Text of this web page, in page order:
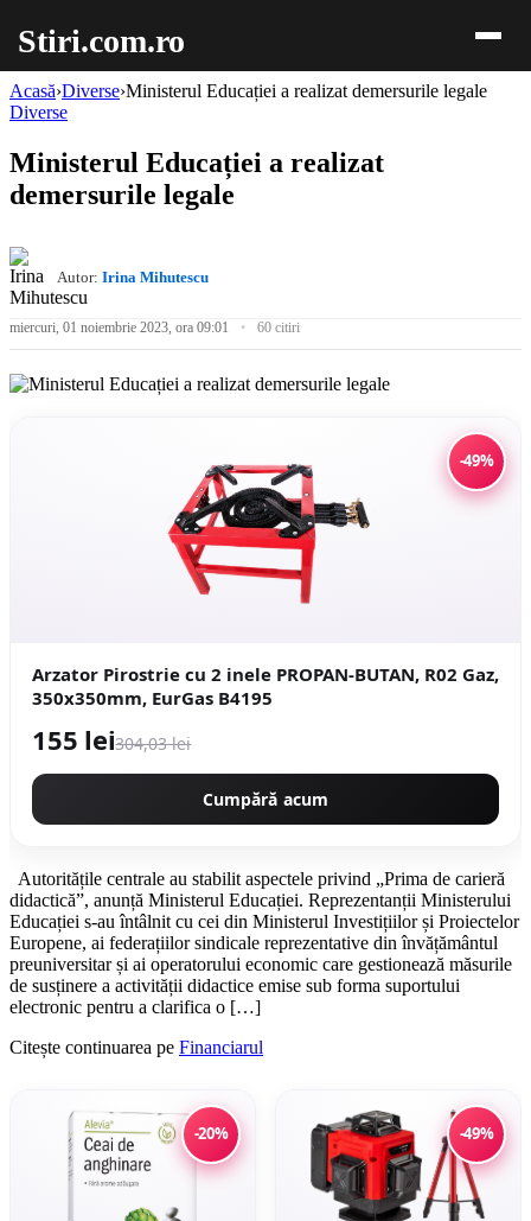
Stiri.com.ro
Acasă›Diverse›Ministerul Educației a realizat demersurile legale
Diverse
Ministerul Educației a realizat
demersurile legale
Autor: Irina Mihutescu
miercuri, 01 noiembrie 2023, ora 09:01 60 citiri
-49%
Arzator Pirostrie cu 2 inele PROPAN-BUTAN, R02 Gaz,
350x350mm, EurGas B4195
155 lei304,03 lei
Cumpără acum
Autoritățile centrale au stabilit aspectele privind „Prima de carieră
didactică”, anunță Ministerul Educației. Reprezentanții Ministerului
Educației s-au întâlnit cu cei din Ministerul Investițiilor și Proiectelor
Europene, ai federațiilor sindicale reprezentative din învățământul
preuniversitar și ai operatorului economic care gestionează măsurile
de susținere a activității didactice emise sub forma suportului
electronic pentru a clarifica o […]
Citește continuarea pe Financiarul
-20% -49%